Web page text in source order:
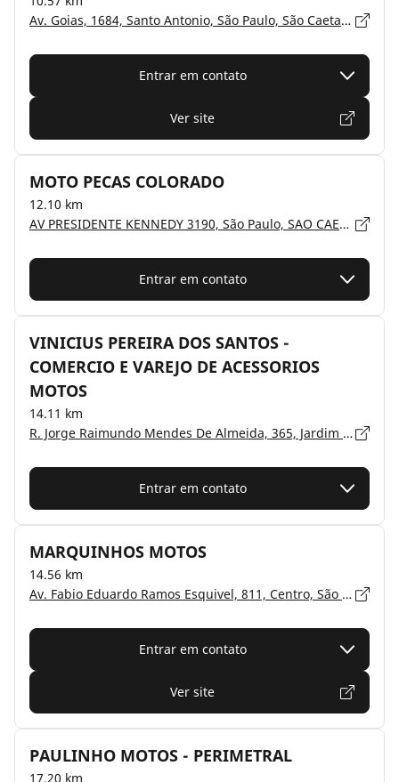
Av. Goias, 1684, Santo Antonio, São Paulo, São Caetano Do Sul - 09521-300
Entrar em contato
Ver site
MOTO PECAS COLORADO
12.10 km
AV PRESIDENTE KENNEDY 3190, São Paulo, SAO CAETANO DO SUL - 95600-010
Entrar em contato
VINICIUS PEREIRA DOS SANTOS -
COMERCIO E VAREJO DE ACESSORIOS
MOTOS
14.11 km
R. Jorge Raimundo Mendes De Almeida, 365, Jardim Do Lago, São Paulo, São Paulo - 05397-010
Entrar em contato
MARQUINHOS MOTOS
14.56 km
Av. Fabio Eduardo Ramos Esquivel, 811, Centro, São Paulo, Diadema - 09920-720
Entrar em contato
Ver site
PAULINHO MOTOS - PERIMETRAL
17.20 km